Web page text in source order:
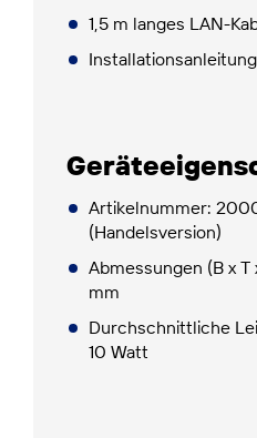
1,5 m langes LAN-
Installationsanleitung
Artikelnummer:
(Handelsversion)
Abmessungen (B x T
mm
Durchschnittliche
10 Watt